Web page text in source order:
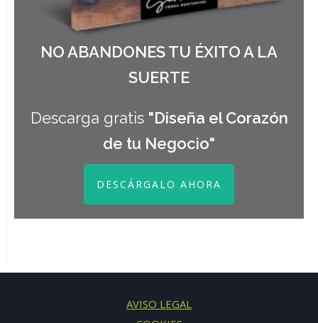
NO ABANDONES TU ÉXITO A LA
SUERTE
Descarga gratis "Diseña el Corazón
de tu Negocio"
DESCÁRGALO AHORA
AVISO LEGAL